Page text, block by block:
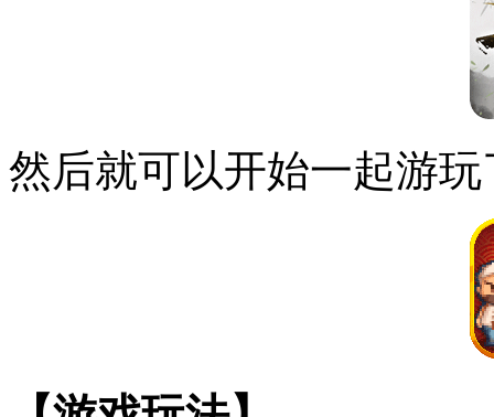
然后就可以开始一起游玩